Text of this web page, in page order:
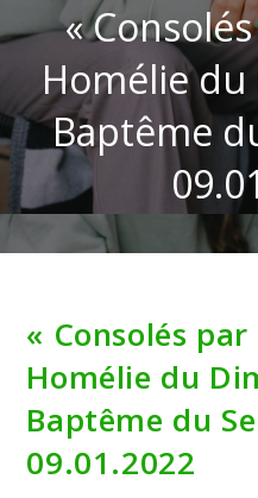
«
Homélie
Baptême
« Consolés par
Homélie du
Baptême du
09.01.2022